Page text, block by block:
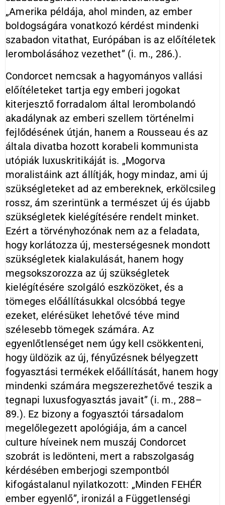
„Amerika példája, ahol minden, az ember
boldogságára vonatkozó kérdést mindenki
szabadon vitathat, Európában is az előítéletek
lerombolásához vezethet” (i. m., 286.).
Condorcet nemcsak a hagyományos vallási
előítéleteket tartja egy emberi jogokat
kiterjesztő forradalom által lerombolandó
akadálynak az emberi szellem történelmi
fejlődésének útján, hanem a Rousseau és az
általa divatba hozott korabeli kommunista
utópiák luxuskritikáját is. „Mogorva
moralistáink azt állítják, hogy mindaz, ami új
szükségleteket ad az embereknek, erkölcsileg
rossz, ám szerintünk a természet új és újabb
szükségletek kielégítésére rendelt minket.
Ezért a törvényhozónak nem az a feladata,
hogy korlátozza új, mesterségesnek mondott
szükségletek kialakulását, hanem hogy
megsokszorozza az új szükségletek
kielégítésére szolgáló eszközöket, és a
tömeges előállításukkal olcsóbbá tegye
ezeket, elérésüket lehetővé téve mind
szélesebb tömegek számára. Az
egyenlőtlenséget nem úgy kell csökkenteni,
hogy üldözik az új, fényűzésnek bélyegzett
fogyasztási termékek előállítását, hanem hogy
mindenki számára megszerezhetővé teszik a
tegnapi luxusfogyasztás javait” (i. m., 288–
89.). Ez bizony a fogyasztói társadalom
megelőlegezett apológiája, ám a cancel
culture híveinek nem muszáj Condorcet
szobrát is ledönteni, mert a rabszolgaság
kérdésében emberjogi szempontból
kifogástalanul nyilatkozott: „Minden FEHÉR
ember egyenlő”, ironizál a Függetlenségi